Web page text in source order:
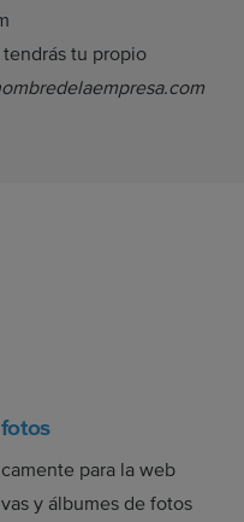
tu propio
para la web
y álbumes de fotos